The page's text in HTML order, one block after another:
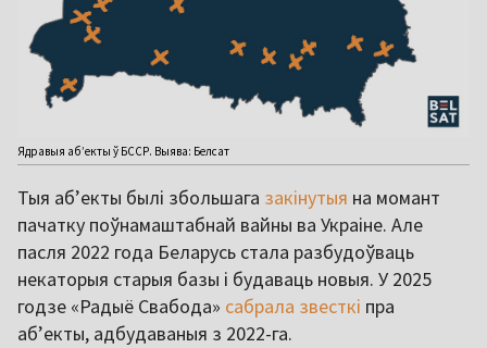
Ядравыя аб’екты ў БССР. Выява: Белсат
Тыя аб’екты былі збольшага закінутыя на момант
пачатку поўнамаштабнай вайны ва Украіне. Але
пасля 2022 года Беларусь стала разбудоўваць
некаторыя старыя базы і будаваць новыя. У 2025
годзе «Радыё Свабода» сабрала звесткі пра
аб’екты, адбудаваныя з 2022-га.